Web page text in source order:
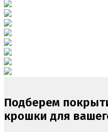
Подберем
крошки для